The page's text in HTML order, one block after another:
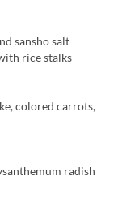
sansho salt
rice stalks
colored carrots,
radish